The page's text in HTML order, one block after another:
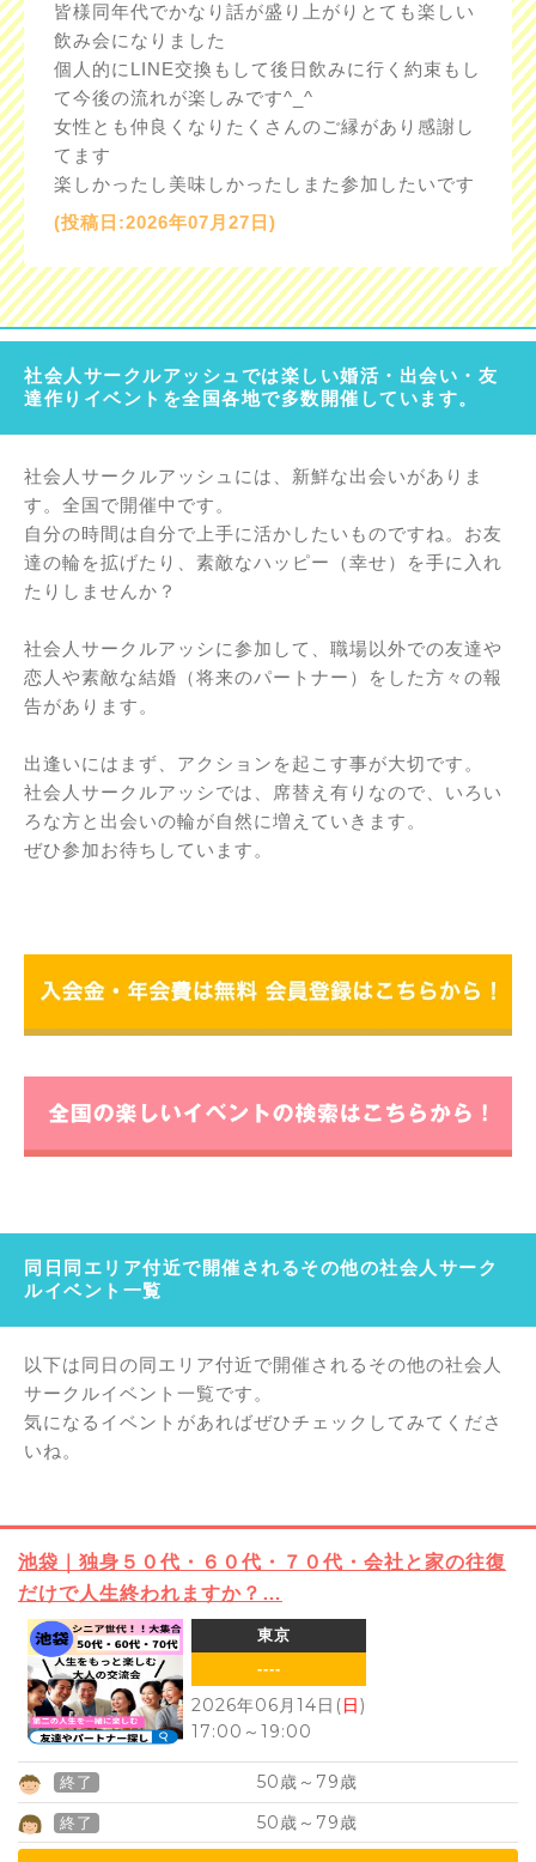
皆様同年代でかなり話が盛り上がりとても楽しい
飲み会になりました
個人的にLINE交換もして後日飲みに行く約束もし
て今後の流れが楽しみです^_^
女性とも仲良くなりたくさんのご縁があり感謝し
てます
楽しかったし美味しかったしまた参加したいです
(投稿日:2026年07月27日)
社会人サークルアッシュでは楽しい婚活・出会い・友
達作りイベントを全国各地で多数開催しています。
社会人サークルアッシュには、新鮮な出会いがありま
す。全国で開催中です。
自分の時間は自分で上手に活かしたいものですね。お友
達の輪を拡げたり、素敵なハッピー（幸せ）を手に入れ
たりしませんか？
社会人サークルアッシに参加して、職場以外での友達や
恋人や素敵な結婚（将来のパートナー）をした方々の報
告があります。
出逢いにはまず、アクションを起こす事が大切です。
社会人サークルアッシでは、席替え有りなので、いろい
ろな方と出会いの輪が自然に増えていきます。
ぜひ参加お待ちしています。
同日同エリア付近で開催されるその他の社会人サーク
ルイベント一覧
以下は同日の同エリア付近で開催されるその他の社会人
サークルイベント一覧です。
気になるイベントがあればぜひチェックしてみてくださ
いね。
池袋｜独身５０代・６０代・７０代・会社と家の往復
だけで人生終われますか？…
東京
----
2026年06月14日(日)
17:00 ～ 19:00
終了 50歳～ 79歳
終了 50歳～ 79歳